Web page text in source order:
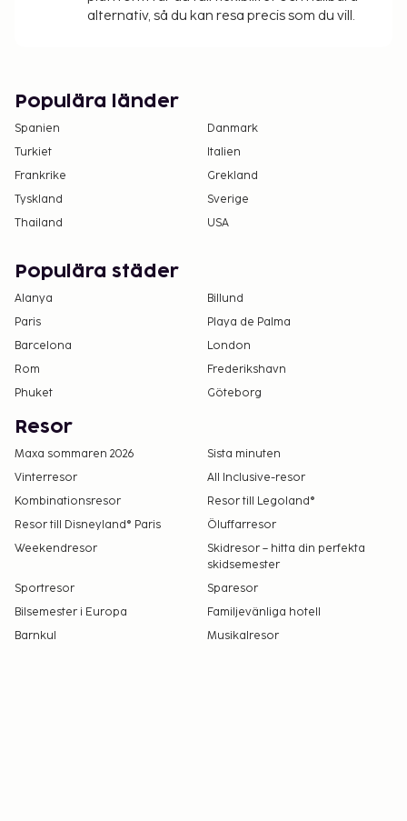
alternativ, så du kan resa precis som du vill.
Populära länder
Spanien
Danmark
Turkiet
Italien
Frankrike
Grekland
Tyskland
Sverige
Thailand
USA
Populära städer
Alanya
Billund
Paris
Playa de Palma
Barcelona
London
Rom
Frederikshavn
Phuket
Göteborg
Resor
Maxa sommaren 2026
Sista minuten
Vinterresor
All Inclusive-resor
Kombinationsresor
Resor till Legoland®
Resor till Disneyland® Paris
Öluffarresor
Weekendresor
Skidresor – hitta din perfekta
skidsemester
Sportresor
Sparesor
Bilsemester i Europa
Familjevänliga hotell
Barnkul
Musikalresor